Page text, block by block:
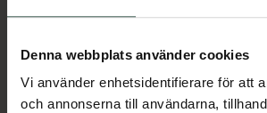
Denna webbplats använder cookies
Vi använder enhetsidentifierare för att
och annonserna till användarna,